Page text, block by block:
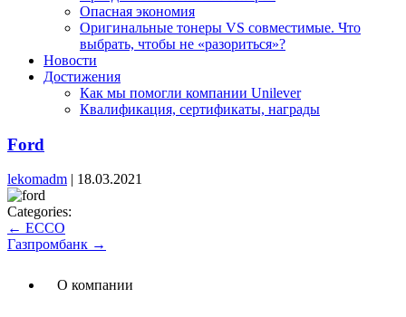
Опасная экономия
Оригинальные тонеры VS совместимые. Что
выбрать, чтобы не «разориться»?
Новости
Достижения
Как мы помогли компании Unilever
Квалификация, сертификаты, награды
Ford
lekomadm | 18.03.2021
Categories:
← ECCO
Газпромбанк →
О компании